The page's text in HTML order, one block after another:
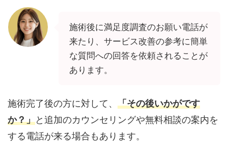
施術後に満足度調査のお願い電話が
来たり、サービス改善の参考に簡単
な質問への回答を依頼されることが
あります。
施術完了後の方に対して、 「その後いかがです
か？」と追加のカウンセリングや無料相談の案内を
する電話が来る場合もあります。